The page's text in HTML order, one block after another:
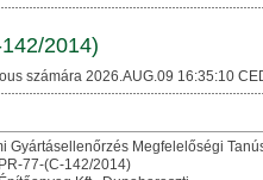
2014)
számára 2026.AUG.09 16:35:10
Gyártásellenőrzés Megfelelőségi
77-(C-142/2014)